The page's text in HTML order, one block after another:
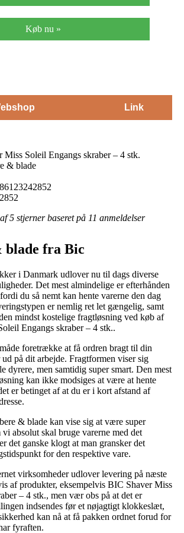
Køb nu »
Link
Miss Soleil Engangs skraber – 4 stk.
& blade
5 stjerner baseret på 11 anmeldelser
blade fra Bic
i Danmark udlover nu til dags diverse
Det mest almindelige er efterhånden
du så nemt kan hente varerne den dag
er nemlig ret let gængelig, samt
mindst kostelige fragtløsning ved køb af
Engangs skraber – 4 stk..
foretrække at få ordren bragt til din
på dit arbejde. Fragtformen viser sig
dyrere, men samtidig super smart. Den mest
kan ikke modsiges at være at hente
er betinget af at du er i kort afstand af
& blade kan vise sig at være super
absolut skal bruge varerne med det
det ganske klogt at man gransker det
for den respektive vare.
virksomheder udlover levering på næste
af produkter, eksempelvis BIC Shaver Miss
– 4 stk., men vær obs på at det er
indsendes før et nøjagtigt klokkeslæt,
kan nå at få pakken ordnet forud for
fyraften.